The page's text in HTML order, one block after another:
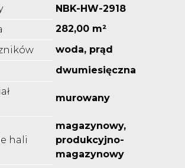
NBK-HW-2918
282,00 m²
woda, prąd
dwumiesięczna
murowany
hali
magazynowy,
produkcyjno-
magazynowy